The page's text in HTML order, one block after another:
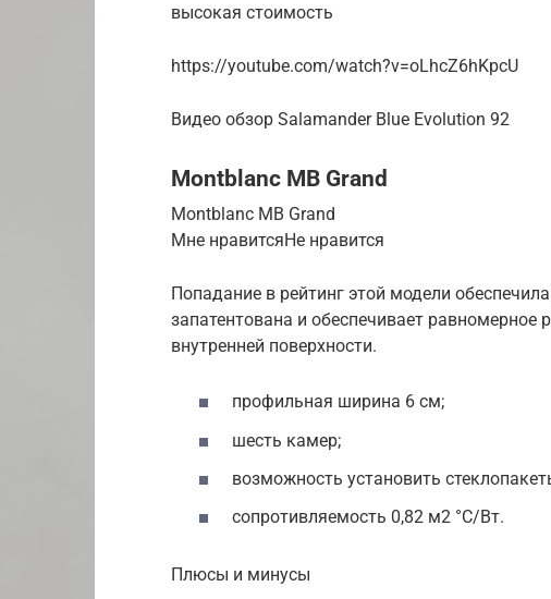
высокая стоимость
https://youtube.com/watch?v=oLhcZ6hKpcU
Видео обзор Salamander Blue Evolution 92
Montblanc MB Grand
Montblanc MB Grand
Мне нравитсяНе нравится
Попадание в рейтинг этой модели
запатентована и обеспечивает равномерное
внутренней поверхности.
профильная ширина 6 см;
шесть камер;
возможность установить
сопротивляемость 0,82 м2 °C/Вт.
Плюсы и минусы